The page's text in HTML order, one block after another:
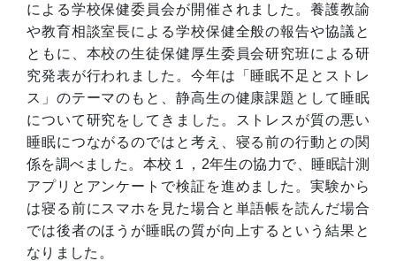
による学校保健委員会が開催されました。養護教諭
や教育相談室長による学校保健全般の報告や協議と
ともに、本校の生徒保健厚生委員会研究班による研
究発表が行われました。今年は「睡眠不足とストレ
ス」のテーマのもと、静高生の健康課題として睡眠
について研究をしてきました。ストレスが質の悪い
睡眠につながるのではと考え、寝る前の行動との関
係を調べました。本校１，2年生の協力で、睡眠計測
アプリとアンケートで検証を進めました。実験から
は寝る前にスマホを見た場合と単語帳を読んだ場合
では後者のほうが睡眠の質が向上するという結果と
なりました。